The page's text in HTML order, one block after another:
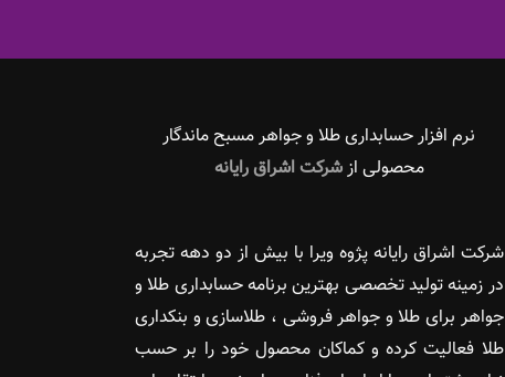
نرم افزار حسابداری طلا و جواهر مسبح ماندگار‌
محصولی ازشرکت اشراق رایانه
شرکت اشراق رایانه پژوه ویرا با بیش از دو دهه تجربه
در زمینه تولید تخصصی بهترین برنامه حسابداری طلا و
جواهر برای طلا و جواهر فروشی ، طلاسازی و بنکداری
طلا فعالیت کرده و کماکان محصول خود را بر حسب